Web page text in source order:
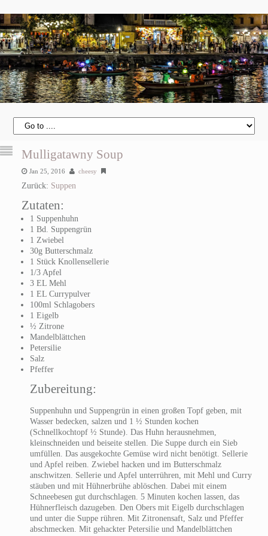
Mulligatawny Soup
Jan 25, 2016 cheesy
Zurück: Suppen
Zutaten:
1 Suppenhuhn
1 Bd. Suppengrün
1 Zwiebel
30g Butterschmalz
1 Stück Knollensellerie
1/3 Apfel
3 EL Mehl
1 EL Currypulver
100ml Schlagobers
1 Eigelb
½ Zitrone
Mandelblättchen
Petersilie
Salz
Pfeffer
Zubereitung:
Suppenhuhn und Suppengrün in einen großen Topf geben, mit
Wasser bedecken, salzen und 1 ½ Stunden kochen
(Schnellkochtopf ½ Stunde). Das Huhn herausnehmen,
kleinschneiden und beiseite stellen. Die Suppe durch ein Sieb
umfüllen. Das ausgekochte Gemüse wird nicht benötigt. Sellerie
und Apfel reiben. Zwiebel hacken und im Butterschmalz
anschwitzen. Sellerie und Apfel unterrühren, mit Mehl und Curry
stäuben und mit Hühnerbrühe ablöschen. Dabei mit einem
Schneebesen gut durchschlagen. 5 Minuten kochen lassen, das
Hühnerfleisch dazugeben. Den Obers mit Eigelb durchschlagen
und unter die Suppe rühren. Mit Zitronensaft, Salz und Pfeffer
abschmecken. Mit gehackter Petersilie und Mandelblättchen